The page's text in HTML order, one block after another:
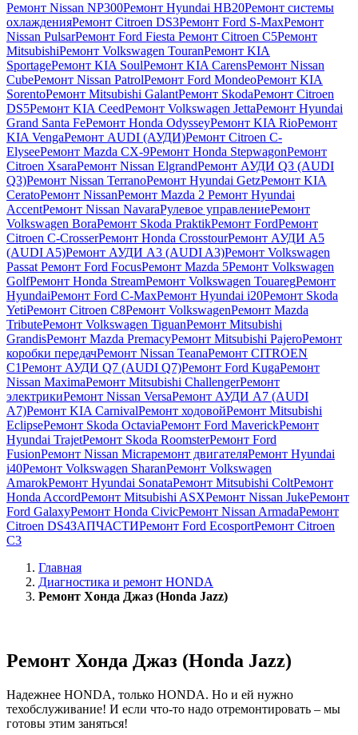
Ремонт Nissan NP300Ремонт Hyundai HB20Ремонт системы
охлажденияРемонт Citroen DS3Ремонт Ford S-MaxРемонт
Nissan PulsarРемонт Ford Fiesta Ремонт Citroen C5Ремонт
MitsubishiРемонт Volkswagen TouranРемонт KIA
SportageРемонт KIA SoulРемонт KIA CarensРемонт Nissan
CubeРемонт Nissan PatrolРемонт Ford MondeoРемонт KIA
SorentoРемонт Mitsubishi GalantРемонт SkodaРемонт Citroen
DS5Ремонт KIA CeedРемонт Volkswagen JettaРемонт Hyundai
Grand Santa FeРемонт Honda OdysseyРемонт KIA RioРемонт
KIA VengaРемонт AUDI (АУДИ)Ремонт Citroen C-
ElyseeРемонт Mazda CX-9Ремонт Honda StepwagonРемонт
Citroen XsaraРемонт Nissan ElgrandРемонт АУДИ Q3 (AUDI
Q3)Ремонт Nissan TerranoРемонт Hyundai GetzРемонт KIA
CeratoРемонт NissanРемонт Mazda 2 Ремонт Hyundai
AccentРемонт Nissan NavaraРулевое управлениеРемонт
Volkswagen BoraРемонт Skoda PraktikРемонт FordРемонт
Citroen C-CrosserРемонт Honda CrosstourРемонт АУДИ А5
(AUDI A5)Ремонт АУДИ А3 (AUDI A3)Ремонт Volkswagen
PassatРемонт Ford FocusРемонт Mazda 5Ремонт Volkswagen
GolfРемонт Honda StreamРемонт Volkswagen TouaregРемонт
HyundaiРемонт Ford C-MaxРемонт Hyundai i20Ремонт Skoda
YetiРемонт Citroen C8Ремонт VolkswagenРемонт Mazda
TributeРемонт Volkswagen TiguanРемонт Mitsubishi
GrandisРемонт Mazda PremacyРемонт Mitsubishi PajeroРемонт
коробки передачРемонт Nissan TeanaРемонт CITROEN
C1Ремонт АУДИ Q7 (AUDI Q7)Ремонт Ford KugaРемонт
Nissan MaximaРемонт Mitsubishi ChallengerРемонт
электрикиРемонт Nissan VersaРемонт АУДИ А7 (AUDI
A7)Ремонт KIA CarnivalРемонт ходовойРемонт Mitsubishi
EclipseРемонт Skoda OctaviaРемонт Ford MaverickРемонт
Hyundai TrajetРемонт Skoda RoomsterРемонт Ford
FusionРемонт Nissan Micraремонт двигателяРемонт Hyundai
i40Ремонт Volkswagen SharanРемонт Volkswagen
AmarokРемонт Hyundai SonataРемонт Mitsubishi ColtРемонт
Honda AccordРемонт Mitsubishi ASXРемонт Nissan JukeРемонт
Ford GalaxyРемонт Honda CivicРемонт Nissan ArmadaРемонт
Citroen DS4ЗАПЧАСТИРемонт Ford EcosportРемонт Citroen
C3
Главная
Диагностика и ремонт HONDA
Ремонт Хонда Джаз (Honda Jazz)
Ремонт Хонда Джаз (Honda Jazz)
Надежнее HONDA, только HONDA. Но и ей нужно
техобслуживание! И если что-то надо отремонтировать – мы
готовы этим заняться!